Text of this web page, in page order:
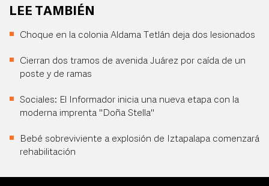
LEE TAMBIÉN
Choque en la colonia Aldama Tetlán deja dos lesionados
Cierran dos tramos de avenida Juárez por caída de un
poste y de ramas
Sociales: El Informador inicia una nueva etapa con la
moderna imprenta "Doña Stella"
Bebé sobreviviente a explosión de Iztapalapa comenzará
rehabilitación